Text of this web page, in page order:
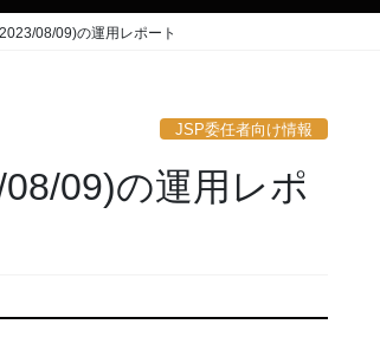
08/09)の運用レポート
JSP委任者向け情報
09)の運用レポ